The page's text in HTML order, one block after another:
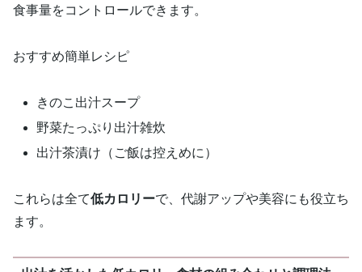
食事量をコントロールできます。
おすすめ簡単レシピ
きのこ出汁スープ
野菜たっぷり出汁雑炊
出汁茶漬け（ご飯は控えめに）
これらは全て低カロリーで、代謝アップや美容にも役立ち
ます。